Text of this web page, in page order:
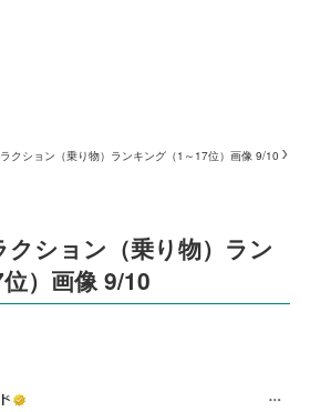
クション（乗り物）ランキング（1～17位）画像 9/10
クション（乗り物）ラン
）画像 9/10